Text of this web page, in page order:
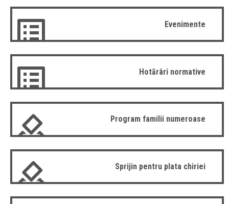
Evenimente
Hotărâri normative
Program familii numeroase
Sprijin pentru plata chiriei